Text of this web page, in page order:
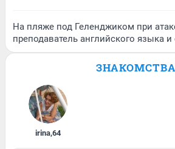
На пляже под Геленджиком при
преподаватель английского языка и
ЗНАКОМСТВА
irina,64